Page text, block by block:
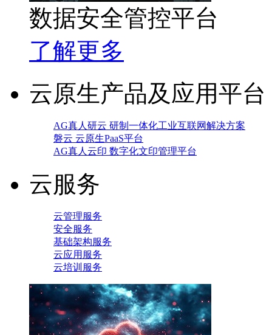
数据安全管控平台
了解更多
云原生产品及应用平台
AG真人研云 研制一体化工业互联网解决方案
磐云 云原生PaaS平台
AG真人云印 数字化文印管理平台
云服务
云管理服务
安全服务
基础架构服务
云应用服务
云培训服务